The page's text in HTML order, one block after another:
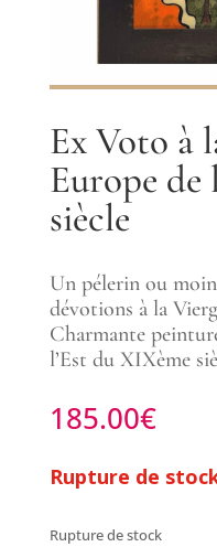
Ex Voto à
Europe de
siècle
Un pélerin ou
dévotions à la
Charmante
l’Est du XIXème
185.00€
Rupture de
Rupture de stock